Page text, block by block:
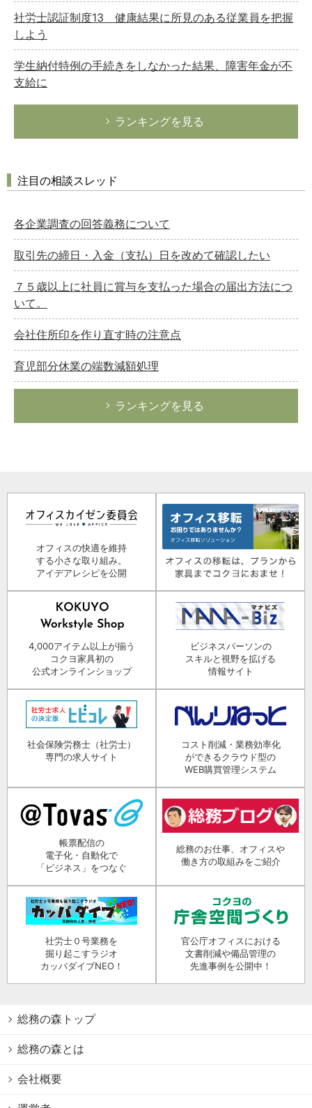
社労士認証制度13 健康結果に所見のある従業員を把握
しよう
学生納付特例の手続きをしなかった結果、障害年金が不
支給に
ランキングを見る
注目の相談スレッド
各企業調査の回答義務について
取引先の締日・入金（支払）日を改めて確認したい
７５歳以上に社員に賞与を支払った場合の届出方法につ
いて。
会社住所印を作り直す時の注意点
育児部分休業の端数減額処理
ランキングを見る
オフィスの快適を維持
する小さな取り組み。
アイデアレシピを公開
4,000アイテム以上が揃う
コクヨ家具初の
公式オンラインショップ
ビジネスパーソンの
スキルと視野を拡げる
情報サイト
社会保険労務士（社労士）
専門の求人サイト
コスト削減・業務効率化
ができるクラウド型の
WEB購買管理システム
帳票配信の
電子化・自動化で
「ビジネス」をつなぐ
総務のお仕事、オフィスや
働き方の取組みをご紹介
社労士０号業務を
掘り起こすラジオ
カッパダイブNEO！
官公庁オフィスにおける
文書削減や備品管理の
先進事例を公開中！
総務の森トップ
総務の森とは
会社概要